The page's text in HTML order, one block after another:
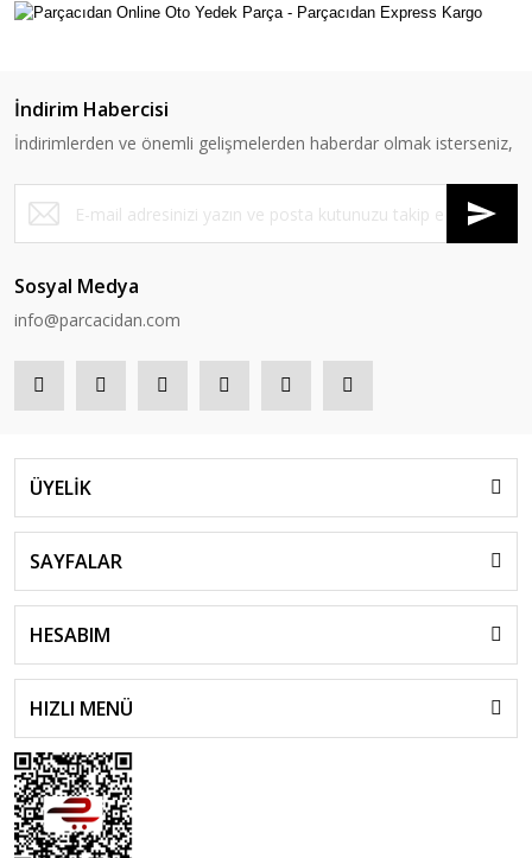
İndirim Habercisi
İndirimlerden ve önemli gelişmelerden haberdar olmak isterseniz,
Sosyal Medya
info@parcacidan.com
ÜYELİK
SAYFALAR
HESABIM
HIZLI MENÜ